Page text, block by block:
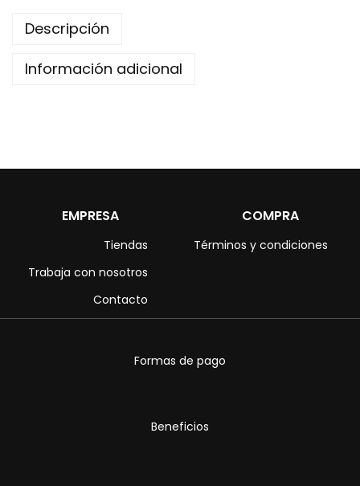
Descripción
Información adicional
EMPRESA
Tiendas
Trabaja con nosotros
Contacto
COMPRA
Términos y condiciones
Formas de pago
Beneficios